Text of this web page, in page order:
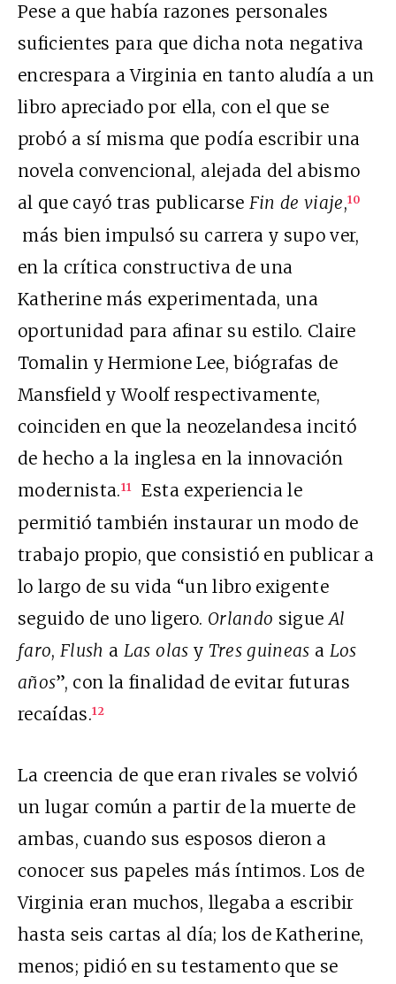
Pese a que había razones personales
suficientes para que dicha nota negativa
encrespara a Virginia en tanto aludía a un
libro apreciado por ella, con el que se
probó a sí misma que podía escribir una
novela convencional, alejada del abismo
al que cayó tras publicarse Fin de viaje,10
más bien impulsó su carrera y supo ver,
en la crítica constructiva de una
Katherine más experimentada, una
oportunidad para afinar su estilo. Claire
Tomalin y Hermione Lee, biógrafas de
Mansfield y Woolf respectivamente,
coinciden en que la neozelandesa incitó
de hecho a la inglesa en la innovación
modernista.11
Esta experiencia le
permitió también instaurar un modo de
trabajo propio, que consistió en publicar a
lo largo de su vida “un libro exigente
seguido de uno ligero. Orlando sigueAl
faro,Flush a Las olas y Tres guineas a Los
años”, con la finalidad de evitar futuras
recaídas.12
La creencia de que eran rivales se volvió
un lugar común a partir de la muerte de
ambas, cuando sus esposos dieron a
conocer sus papeles más íntimos. Los de
Virginia eran muchos, llegaba a escribir
hasta seis cartas al día; los de Katherine,
menos; pidió en su testamento que se